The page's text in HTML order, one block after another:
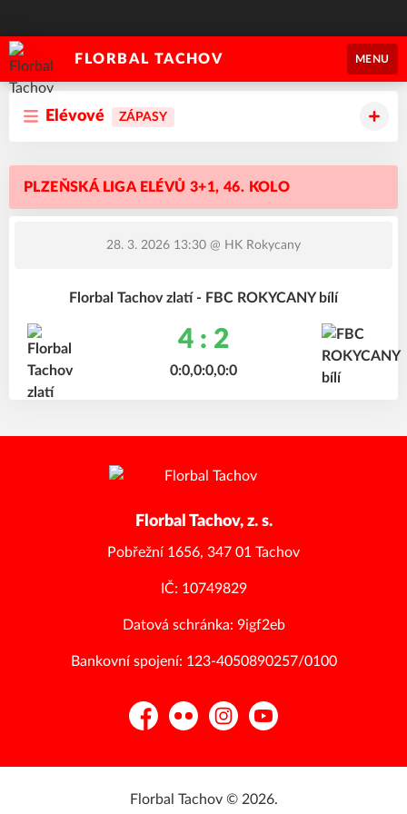
FLORBAL TACHOV MENU
Elévové ZÁPASY
PLZEŇSKÁ LIGA ELÉVŮ 3+1, 46. KOLO
28. 3. 2026 13:30 @ HK Rokycany
Florbal Tachov zlatí - FBC ROKYCANY bílí
4 : 2
0:0,0:0,0:0
Florbal Tachov, z. s.
Pobřežní 1656, 347 01 Tachov
IČ: 10749829
Datová schránka: 9igf2eb
Bankovní spojení: 123-4050890257/0100
FacebookFlickr InstagramYouTube
Florbal Tachov © 2026.